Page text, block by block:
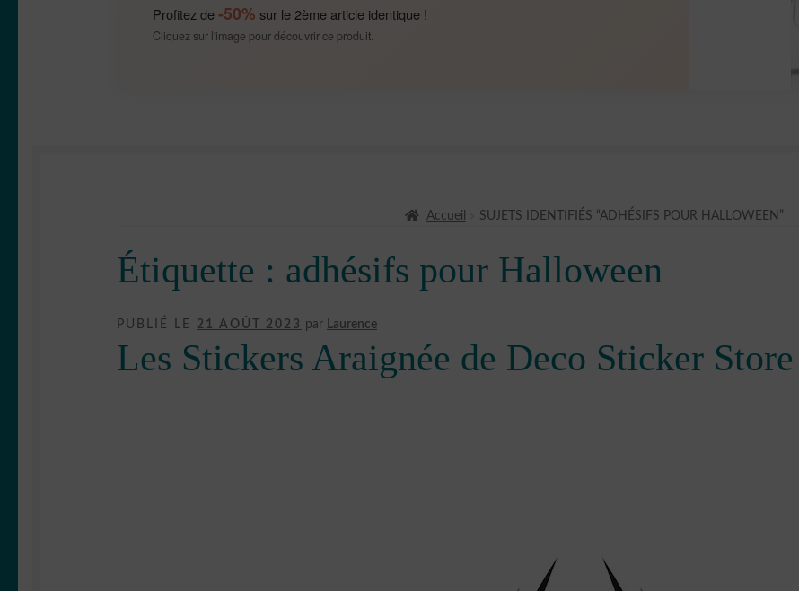
Profitez de-50% sur le 2ème article identique !
Cliquez sur l'image pour découvrir ce produit.
Accueil SUJETS IDENTIFIÉS “ADHÉSIFS POUR HALLOWEEN”
Étiquette : adhésifs pour Halloween
PUBLIÉ LE 21 AOÛT 2023 par Laurence
Les Stickers Araignée de Deco Sticker Store